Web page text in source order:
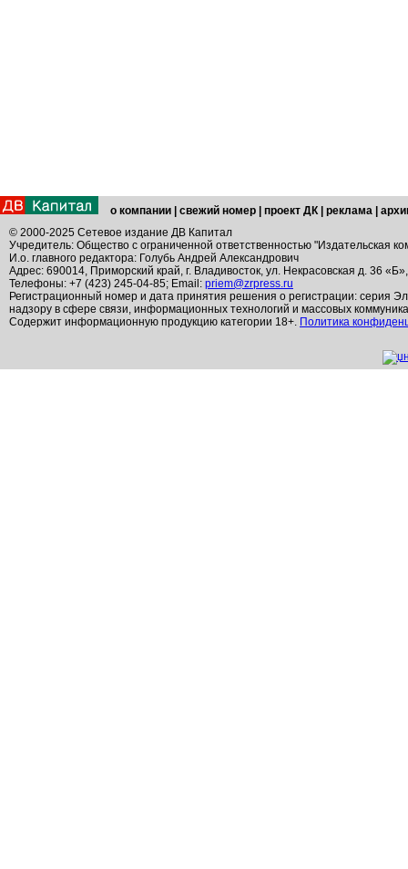
о компании свежий номер проект ДК реклама
© 2000-2025 Сетевое издание ДВ Капитал
Учредитель: Общество с ограниченной ответственностью "Издательская
И.о. главного редактора: Голубь Андрей Александрович
Адрес: 690014, Приморский край, г. Владивосток, ул. Некрасовская д. 36
Телефоны: +7 (423) 245-04-85; Email: priem@zrpress.ru
Регистрационный номер и дата принятия решения о регистрации: серия
надзору в сфере связи, информационных технологий и массовых
Содержит информационную продукцию категории 18+. Политика